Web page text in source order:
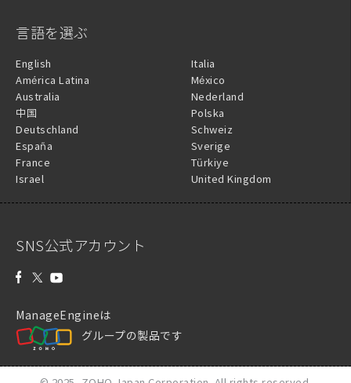
言語を選ぶ
English
América Latina
Australia
中国
Deutschland
España
France
Israel
Italia
México
Nederland
Polska
Schweiz
Sverige
Türkiye
United Kingdom
SNS公式アカウント
ManageEngineは
グループの製品です